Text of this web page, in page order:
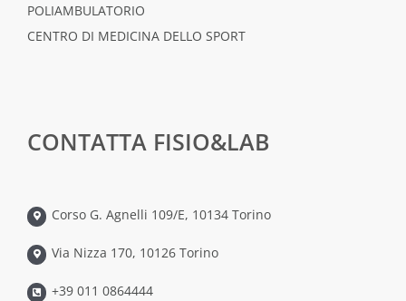
POLIAMBULATORIO
CENTRO DI MEDICINA DELLO SPORT
CONTATTA FISIO&LAB
Corso G. Agnelli 109/E, 10134 Torino
Via Nizza 170, 10126 Torino
+39 011 0864444